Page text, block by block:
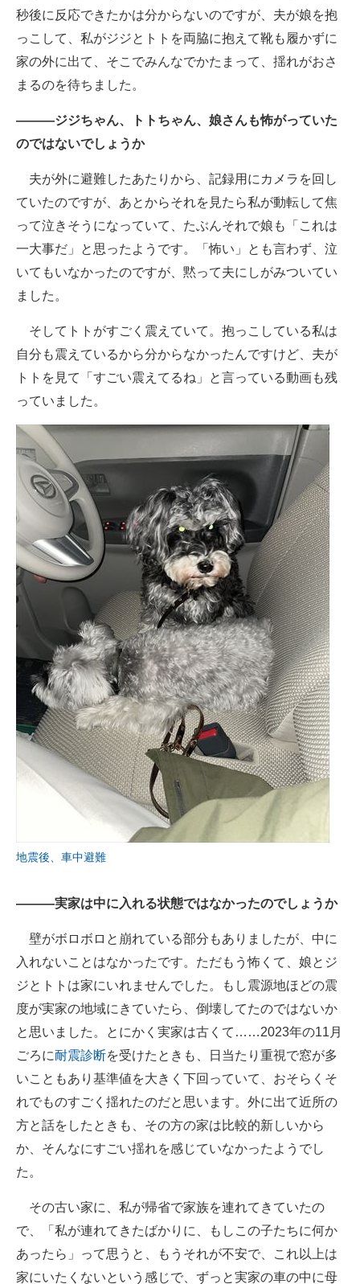
秒後に反応できたかは分からないのですが、夫が娘を抱
っこして、私がジジとトトを両脇に抱えて靴も履かずに
家の外に出て、そこでみんなでかたまって、揺れがおさ
まるのを待ちました。
―――ジジちゃん、トトちゃん、娘さんも怖がっていた
のではないでしょうか
夫が外に避難したあたりから、記録用にカメラを回し
ていたのですが、あとからそれを見たら私が動転して焦
って泣きそうになっていて、たぶんそれで娘も「これは
一大事だ」と思ったようです。「怖い」とも言わず、泣
いてもいなかったのですが、黙って夫にしがみついてい
ました。
そしてトトがすごく震えていて。抱っこしている私は
自分も震えているから分からなかったんですけど、夫が
トトを見て「すごい震えてるね」と言っている動画も残
っていました。
地震後、車中避難
―――実家は中に入れる状態ではなかったのでしょうか
壁がボロボロと崩れている部分もありましたが、中に
入れないことはなかったです。ただもう怖くて、娘とジ
ジとトトは家にいれませんでした。もし震源地ほどの震
度が実家の地域にきていたら、倒壊してたのではないか
と思いました。とにかく実家は古くて……2023年の11月
ごろに耐震診断を受けたときも、日当たり重視で窓が多
いこともあり基準値を大きく下回っていて、おそらくそ
れでものすごく揺れたのだと思います。外に出て近所の
方と話をしたときも、その方の家は比較的新しいから
か、そんなにすごい揺れを感じていなかったようでし
た。
その古い家に、私が帰省で家族を連れてきていたの
で、「私が連れてきたばかりに、もしこの子たちに何か
あったら」って思うと、もうそれが不安で、これ以上は
家にいたくないという感じで、ずっと実家の車の中に母